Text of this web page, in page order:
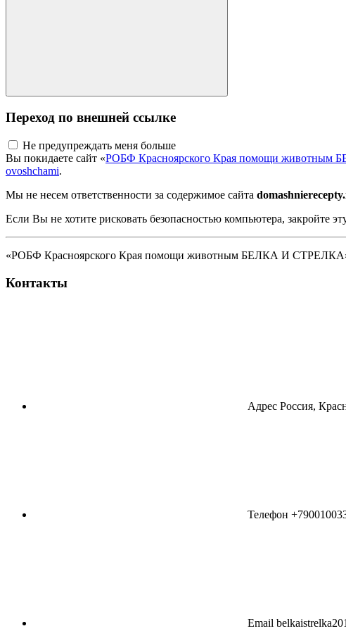
Переход по внешней ссылке
Не предупреждать меня больше
Вы покидаете сайт «РОБФ Красноярского Края помощи
ovoshchami.
Мы не несем ответственности за содержимое сайта
Если Вы не хотите рисковать безопасностью компьютера, закройте
«РОБФ Красноярского Края помощи животным БЕЛКА И СТРЕЛКА»
Контакты
Адрес Россия,
Телефон
Email